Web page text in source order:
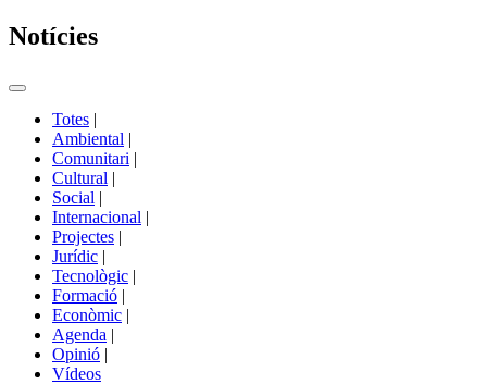
Notícies
Commutador
portals
Totes |
Ambiental |
Comunitari |
Cultural |
Social |
Internacional |
Projectes |
Jurídic |
Tecnològic |
Formació |
Econòmic |
Agenda |
Opinió |
Vídeos